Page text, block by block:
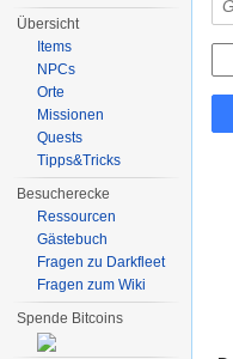
Übersicht
Items
NPCs
Orte
Missionen
Quests
Tipps&Tricks
Besucherecke
Ressourcen
Gästebuch
Fragen zu Darkfleet
Fragen zum Wiki
Spende Bitcoins